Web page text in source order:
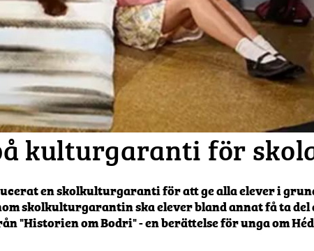
kulturgaranti för
en skolkulturgaranti för att ge alla elever i
skolkulturgarantin ska elever bland annat få ta del
"Historien om Bodri" - en berättelse för unga om